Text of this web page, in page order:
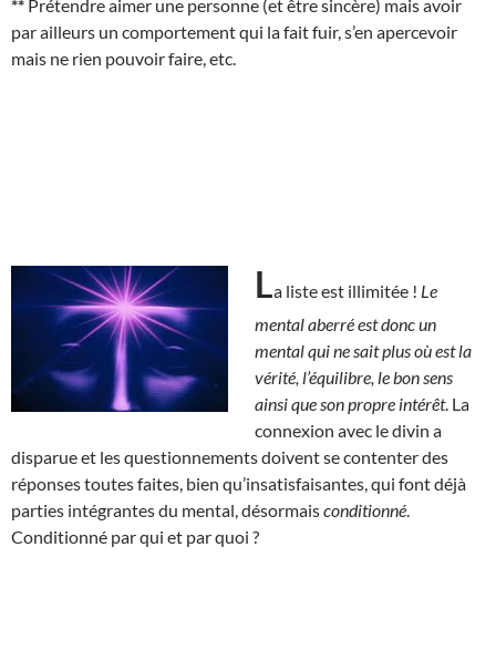
** Prétendre aimer une personne (et être sincère) mais avoir
par ailleurs un comportement qui la fait fuir, s’en apercevoir
mais ne rien pouvoir faire, etc.
La liste est illimitée ! Le
mental aberré est donc un
mental qui ne sait plus où est la
vérité, l’équilibre, le bon sens
ainsi que son propre intérêt. La
connexion avec le divin a
disparue et les questionnements doivent se contenter des
réponses toutes faites, bien qu’insatisfaisantes, qui font déjà
parties intégrantes du mental, désormaisconditionné
Conditionné par qui et par quoi ?